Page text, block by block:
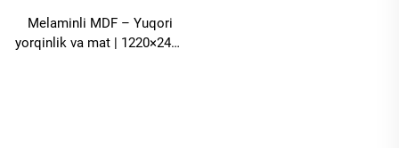
Melaminli MDF – Yuqori
yorqinlik va mat | 1220×2440